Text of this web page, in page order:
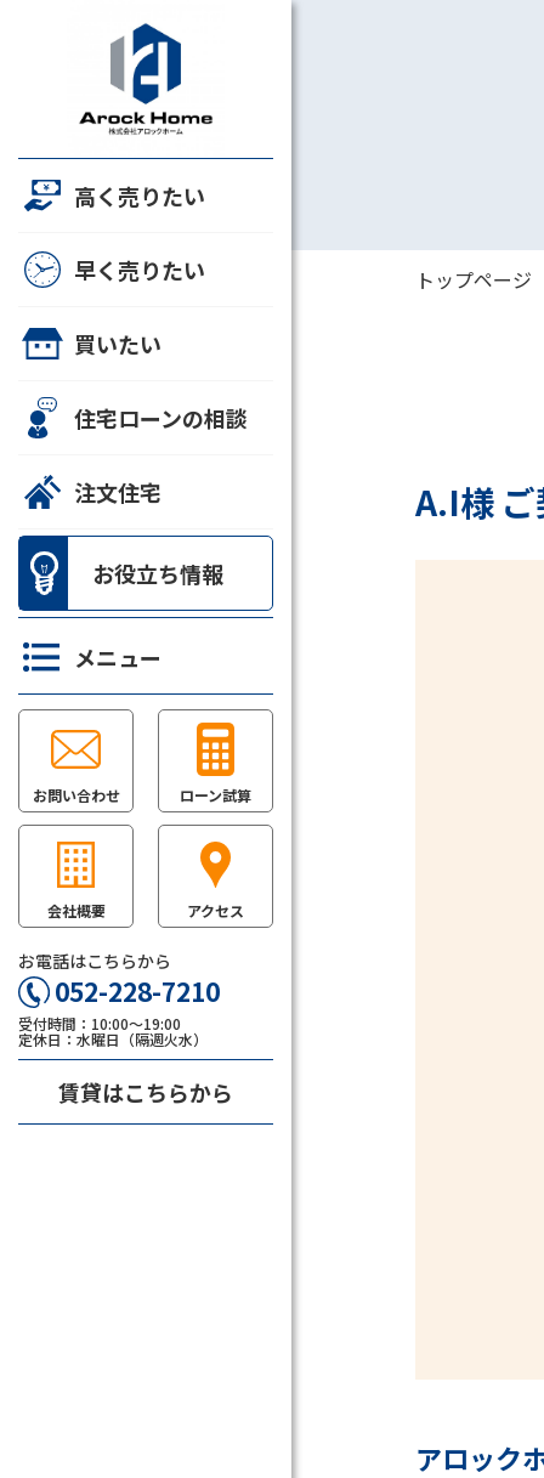
高く売りたい
早く売りたい
買いたい
住宅ローンの相談
注文住宅
お役立ち情報
メニュー
お問い合わせ ローン試算
会社概要 アクセス
お電話はこちらから
052-228-7210
受付時間：10:00～19:00
定休日：水曜日（隔週火水）
賃貸はこちらから
したちについて
すめ物件情報
様の声
依頼
LINEでお問い合わせ
トップページ
A.I様
アロック